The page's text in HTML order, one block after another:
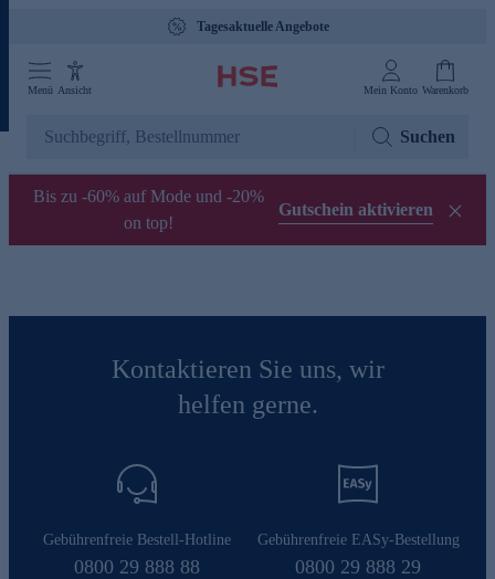
Tagesaktuelle Angebote
Menü Ansicht Mein Konto Warenkorb
Suchen
Bis zu -60% auf Mode und -20%
on top!
Gutschein aktivieren
Kontaktieren Sie uns, wir
helfen gerne.
Gebührenfreie Bestell-Hotline
0800 29 888 88
Gebührenfreie EASy-Bestellung
0800 29 888 29